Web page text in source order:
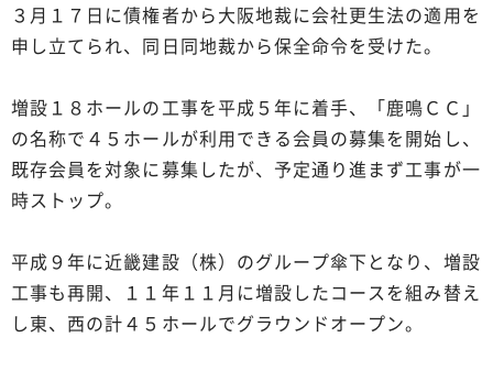
３月１７日に債権者から大阪地裁に会社更生法の適用を
申し立てられ、同日同地裁から保全命令を受けた。
増設１８ホールの工事を平成５年に着手、「鹿鳴ＣＣ」
の名称で４５ホールが利用できる会員の募集を開始し、
既存会員を対象に募集したが、予定通り進まず工事が一
時ストップ。
平成９年に近畿建設（株）のグループ傘下となり、増設
工事も再開、１１年１１月に増設したコースを組み替え
し東、西の計４５ホールでグラウンドオープン。